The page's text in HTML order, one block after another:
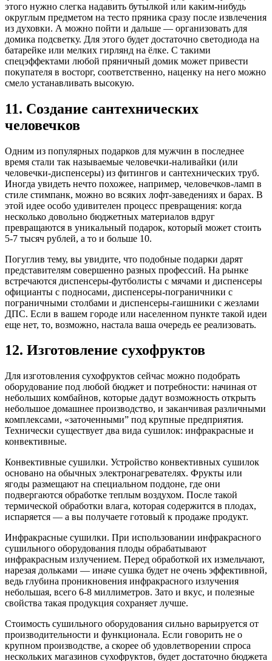
этого нужно слегка надавить бутылкой или каким-нибудь
округлым предметом на тесто пряника сразу после извлечения
из духовки. А можно пойти и дальше — организовать для
домика подсветку. Для этого будет достаточно светодиода на
батарейке или мелких гирлянд на ёлке. С такими
спецэффектами любой пряничный домик может привести
покупателя в восторг, соответственно, наценку на него можно
смело устанавливать высокую.
11. Создание сантехнических
человечков
Одним из популярных подарков для мужчин в последнее
время стали так называемые человечки-наливайки (или
человечки-диспенсеры) из фитингов и сантехнических труб.
Иногда увидеть нечто похожее, например, человечков-ламп в
стиле стимпанк, можно во всяких лофт-заведениях и барах. В
этой идее особо удивителен процесс превращения: когда
несколько довольно бюджетных материалов вдруг
превращаются в уникальный подарок, который может стоить
5-7 тысяч рублей, а то и больше 10.
Погуглив тему, вы увидите, что подобные подарки дарят
представителям совершенно разных профессий. На рынке
встречаются диспенсеры-футболисты с мячами и диспенсеры
официанты с подносами, диспенсеры-пограничники с
пограничными столбами и диспенсеры-гаишники с жезлами
ДПС. Если в вашем городе или населенном пункте такой идеи
еще нет, то, возможно, настала ваша очередь ее реализовать.
12. Изготовление сухофруктов
Для изготовления сухофруктов сейчас можно подобрать
оборудование под любой бюджет и потребности: начиная от
небольших комбайнов, которые дадут возможность открыть
небольшое домашнее производство, и заканчивая различными
комплексами, «заточенными” под крупные предприятия.
Технически существует два вида сушилок: инфракрасные и
конвективные.
Конвективные сушилки. Устройство конвективных сушилок
основано на обычных электронагревателях. Фрукты или
ягоды размещают на специальном поддоне, где они
подвергаются обработке теплым воздухом. После такой
термической обработки влага, которая содержится в плодах,
испаряется — а вы получаете готовый к продаже продукт.
Инфракрасные сушилки. При использовании инфракрасного
сушильного оборудования плоды обрабатывают
инфракрасным излучением. Перед обработкой их измельчают,
нарезая дольками — иначе сушка будет не очень эффективной,
ведь глубина проникновения инфракрасного излучения
небольшая, всего 6-8 миллиметров. Зато и вкус, и полезные
свойства такая продукция сохраняет лучше.
Стоимость сушильного оборудования сильно варьируется от
производительности и функционала. Если говорить не о
крупном производстве, а скорее об удовлетворении спроса
нескольких магазинов сухофруктов, будет достаточно бюджета